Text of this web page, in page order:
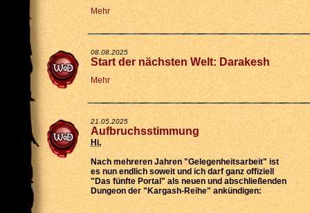
Mehr
08.08.2025
Start der nächsten Welt: Darakesh
Mehr
21.05.2025
Aufbruchsstimmung
Hi,
Nach mehreren Jahren "Gelegenheitsarbeit" ist
es nun endlich soweit und ich darf ganz offiziell
"Das fünfte Portal" als neuen und abschließenden
Dungeon der "Kargash-Reihe" ankündigen: